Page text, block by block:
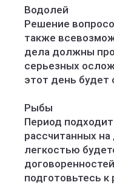
Водолей
Решение
также
дела должны
серьезных
этот день будет
Рыбы
Период
рассчитанных
легкостью
подготовьтесь